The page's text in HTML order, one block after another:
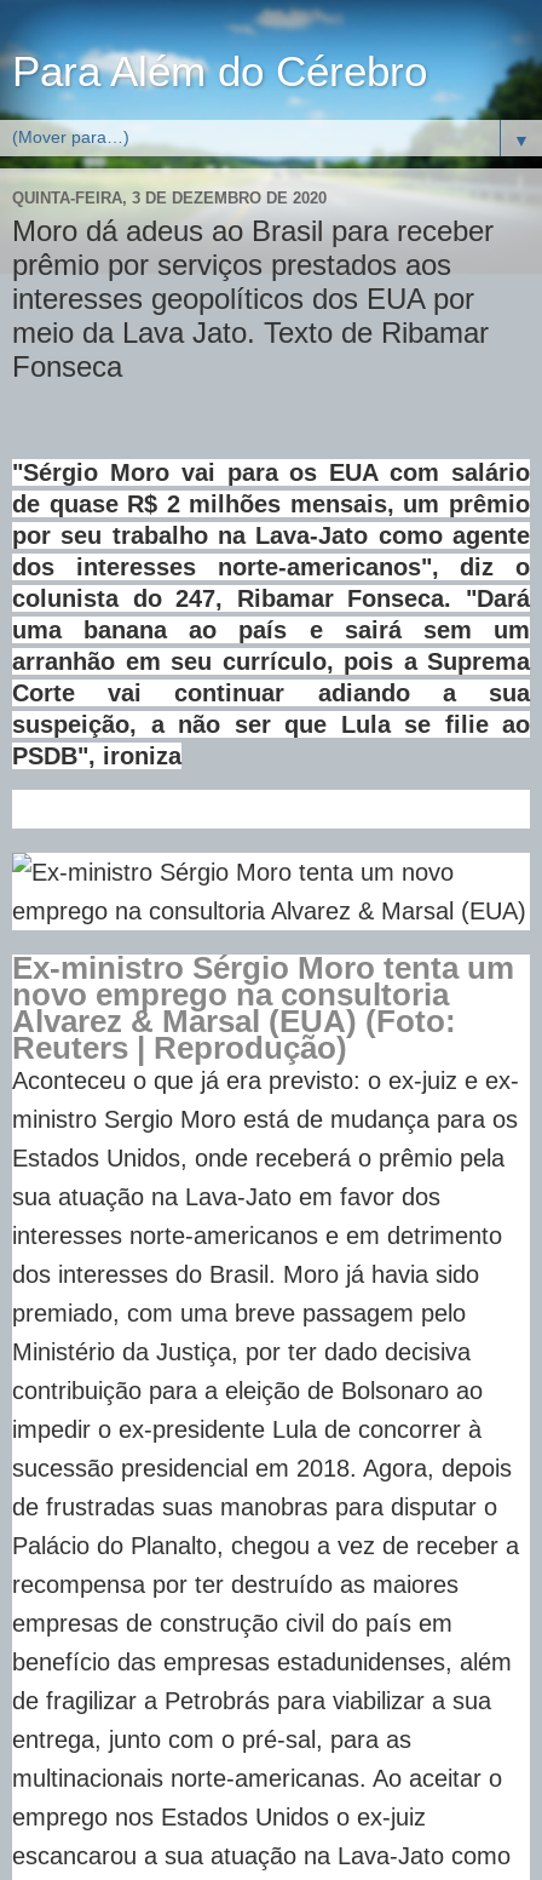
Para Além do Cérebro
▼
QUINTA-FEIRA, 3 DE DEZEMBRO DE 2020
Moro dá adeus ao Brasil para receber
prêmio por serviços prestados aos
interesses geopolíticos dos EUA por
meio da Lava Jato. Texto de Ribamar
Fonseca
"Sérgio Moro vai para os EUA com salário
de quase R$ 2 milhões mensais, um prêmio
por seu trabalho na Lava-Jato como agente
dos interesses norte-americanos", diz o
colunista do 247, Ribamar Fonseca. "Dará
uma banana ao país e sairá sem um
arranhão em seu currículo, pois a Suprema
Corte vai continuar adiando a sua
suspeição, a não ser que Lula se filie ao
PSDB", ironiza
Ex-ministro Sérgio Moro tenta um
novo emprego na consultoria
Alvarez & Marsal (EUA) (Foto:
Reuters | Reprodução)
Aconteceu o que já era previsto: o ex-juiz e ex-
ministro Sergio Moro está de mudança para os
Estados Unidos, onde receberá o prêmio pela
sua atuação na Lava-Jato em favor dos
interesses norte-americanos e em detrimento
dos interesses do Brasil. Moro já havia sido
premiado, com uma breve passagem pelo
Ministério da Justiça, por ter dado decisiva
contribuição para a eleição de Bolsonaro ao
impedir o ex-presidente Lula de concorrer à
sucessão presidencial em 2018. Agora, depois
de frustradas suas manobras para disputar o
Palácio do Planalto, chegou a vez de receber a
recompensa por ter destruído as maiores
empresas de construção civil do país em
benefício das empresas estadunidenses, além
de fragilizar a Petrobrás para viabilizar a sua
entrega, junto com o pré-sal, para as
multinacionais norte-americanas. Ao aceitar o
emprego nos Estados Unidos o ex-juiz
escancarou a sua atuação na Lava-Jato como